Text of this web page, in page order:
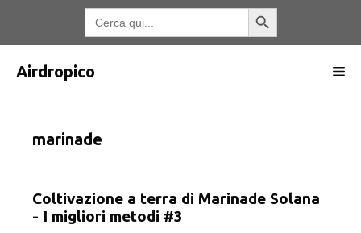
contenuto
Ricerca
per:
Pulsante di ricerca
Airdropico
marinade
Coltivazione a terra di Marinade Solana
- I migliori metodi #3